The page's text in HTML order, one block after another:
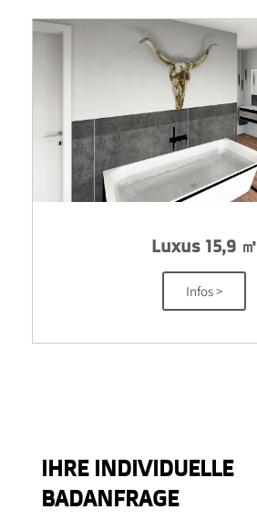
Luxus 15,9 ㎡
Infos >
IHRE INDIVIDUELLE
BADANFRAGE